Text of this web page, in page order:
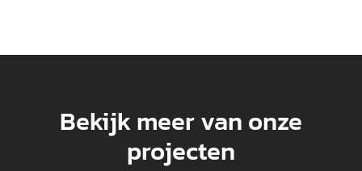
Bekijk meer van onze
projecten